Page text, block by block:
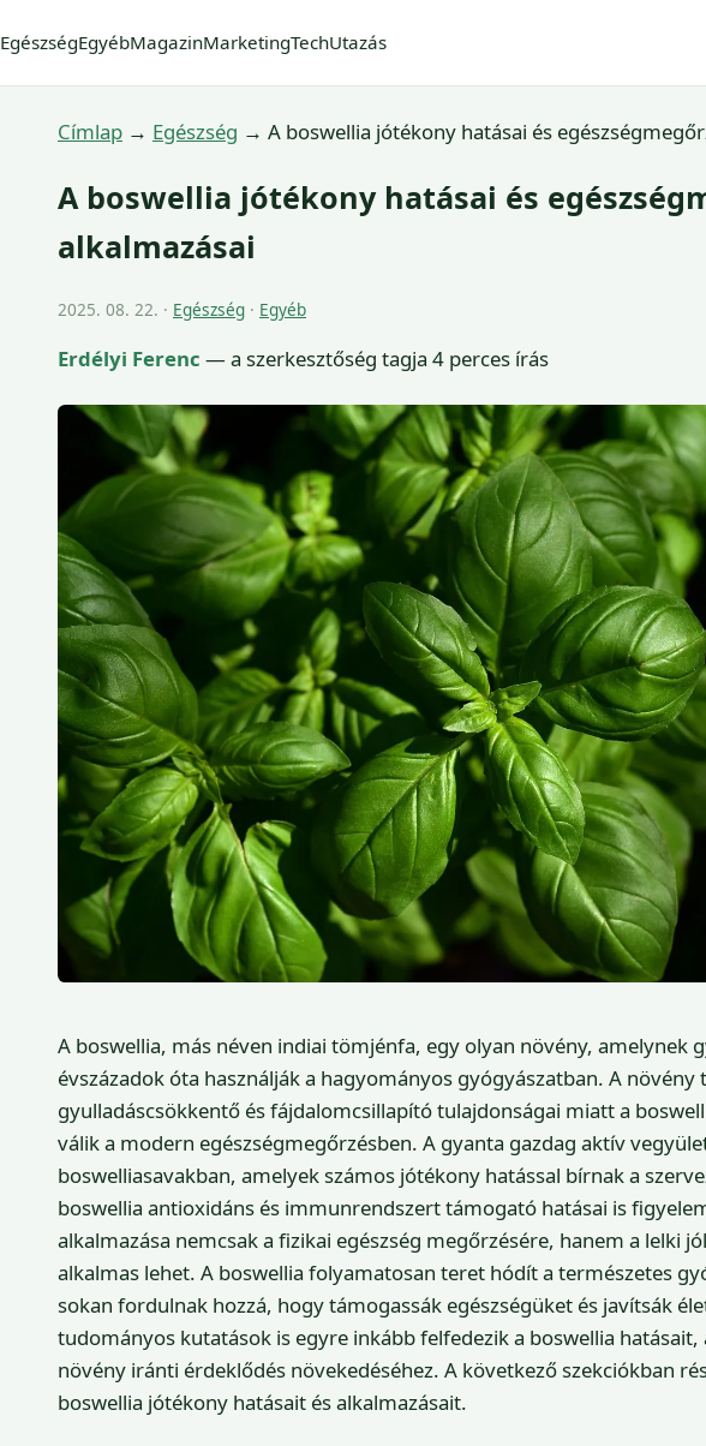
EgészségEgyébMagazinMarketingTechUtazás
Címlap → Egészség → A boswellia jótékony hatásai és
A boswellia jótékony hatásai és
alkalmazásai
2025. 08. 22. · Egészség · Egyéb
Erdélyi Ferenc — a szerkesztőség tagja 4 perces írás
A boswellia, más néven indiai tömjénfa, egy olyan növény, amelynek
évszázadok óta használják a hagyományos gyógyászatban. A növény
gyulladáscsökkentő és fájdalomcsillapító tulajdonságai miatt a
válik a modern egészségmegőrzésben. A gyanta gazdag aktív
boswelliasavakban, amelyek számos jótékony hatással bírnak a
boswellia antioxidáns és immunrendszert támogató hatásai is
alkalmazása nemcsak a fizikai egészség megőrzésére, hanem a lelki
alkalmas lehet. A boswellia folyamatosan teret hódít a természetes
sokan fordulnak hozzá, hogy támogassák egészségüket és javítsák
tudományos kutatások is egyre inkább felfedezik a boswellia hatásait,
növény iránti érdeklődés növekedéséhez. A következő szekciókban
boswellia jótékony hatásait és alkalmazásait.